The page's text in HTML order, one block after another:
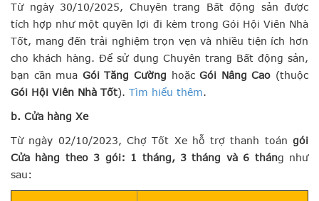
Từ ngày 30/10/2025, Chuyên trang Bất động sản được
tích hợp như một quyền lợi đi kèm trong Gói Hội Viên Nhà
Tốt, mang đến trải nghiệm trọn vẹn và nhiều tiện ích hơn
cho khách hàng. Để sử dụng Chuyên trang Bất động sản,
bạn cần mua Gói Tăng Cường hoặcGói Nâng Cao (thuộc
Gói Hội Viên Nhà Tốt). Tìm hiểu thêm.
b. Cửa hàng Xe
Từ ngày 02/10/2023, Chợ Tốt Xe hỗ trợ thanh toán gói
Cửa hàng theo 3 gói: 1 tháng, 3 tháng và 6 tháng như
sau: